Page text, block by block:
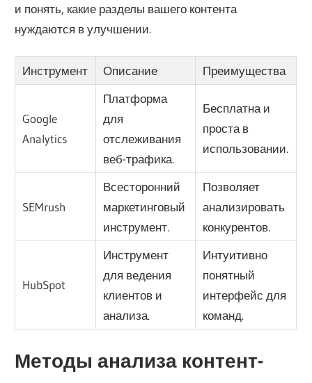
и понять, какие разделы вашего контента
нуждаются в улучшении.
Инструмент Описание Преимущества
Google
Analytics
Платформа
для
отслеживания
веб-трафика.
Бесплатна и
проста в
использовании.
SEMrush
Всесторонний
маркетинговый
инструмент.
Позволяет
анализировать
конкурентов.
HubSpot
Инструмент
для ведения
клиентов и
анализа.
Интуитивно
понятный
интерфейс для
команд.
Методы анализа контент-